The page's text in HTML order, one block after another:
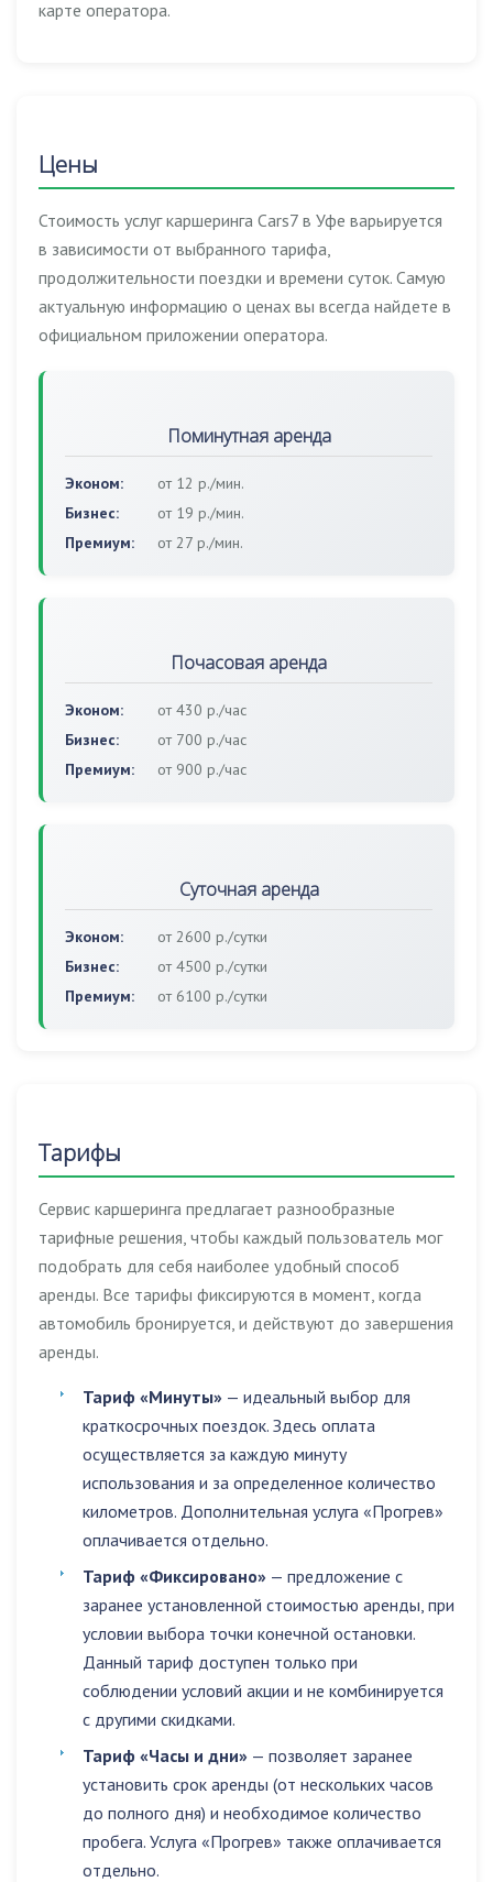
карте оператора.
Цены
Стоимость услуг каршеринга Cars7 в Уфе варьируется
в зависимости от выбранного тарифа,
продолжительности поездки и времени суток. Самую
актуальную информацию о ценах вы всегда найдете в
официальном приложении оператора.
Поминутная аренда
Эконом:
от 12 р./мин.
Бизнес:
от 19 р./мин.
Премиум:
от 27 р./мин.
Почасовая аренда
Эконом:
от 430 р./час
Бизнес:
от 700 р./час
Премиум:
от 900 р./час
Суточная аренда
Эконом:
от 2600 р./сутки
Бизнес:
от 4500 р./сутки
Премиум:
от 6100 р./сутки
Тарифы
Сервис каршеринга предлагает разнообразные
тарифные решения, чтобы каждый пользователь мог
подобрать для себя наиболее удобный способ
аренды. Все тарифы фиксируются в момент, когда
автомобиль бронируется, и действуют до завершения
аренды.
Тариф «Минуты» — идеальный выбор для
краткосрочных поездок. Здесь оплата
осуществляется за каждую минуту
использования и за определенное количество
километров. Дополнительная услуга «Прогрев»
оплачивается отдельно.
Тариф «Фиксировано» — предложение с
заранее установленной стоимостью аренды, при
условии выбора точки конечной остановки.
Данный тариф доступен только при
соблюдении условий акции и не комбинируется
с другими скидками.
Тариф «Часы и дни» — позволяет заранее
установить срок аренды (от нескольких часов
до полного дня) и необходимое количество
пробега. Услуга «Прогрев» также оплачивается
отдельно.